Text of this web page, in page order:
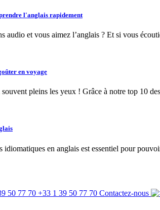
l'anglais rapidement
audio et vous aimez l’anglais ? Et si vous
en voyage
pleins les yeux ! Grâce à notre top 10
idiomatiques en anglais est essentiel pour
+33 1 39 50 77 70 Contactez-nous